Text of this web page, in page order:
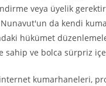
veya üyelik
da kendi
hükümet
sahip ve bolca sürpriz
kumarhaneleri,